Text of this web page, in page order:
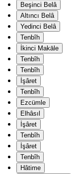
Beşinci Belâ
Altıncı Belâ
Yedinci Belâ
Tenbîh
İkinci Makāle
Tenbîh
Tenbîh
İşâret
Tenbîh
Ezcümle
Elhâsıl
İşâret
Tenbîh
İşâret
Tenbîh
Hâtime